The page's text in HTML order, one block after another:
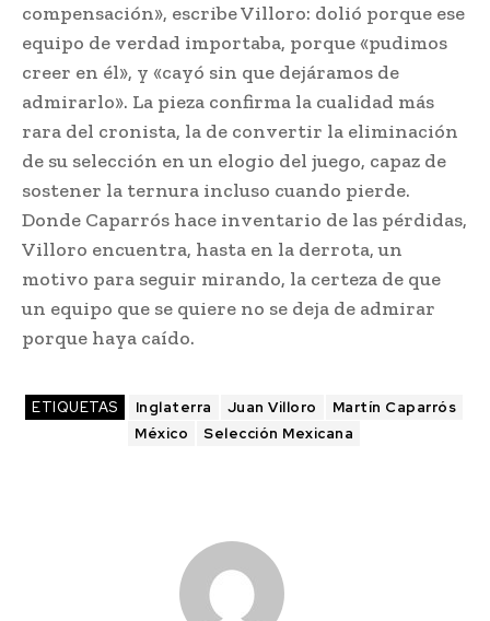
compensación», escribe Villoro: dolió porque ese
equipo de verdad importaba, porque «pudimos
creer en él», y «cayó sin que dejáramos de
admirarlo». La pieza confirma la cualidad más
rara del cronista, la de convertir la eliminación
de su selección en un elogio del juego, capaz de
sostener la ternura incluso cuando pierde.
Donde Caparrós hace inventario de las pérdidas,
Villoro encuentra, hasta en la derrota, un
motivo para seguir mirando, la certeza de que
un equipo que se quiere no se deja de admirar
porque haya caído.
ETIQUETAS Inglaterra Juan Villoro
Martín Caparrós
México
Selección Mexicana